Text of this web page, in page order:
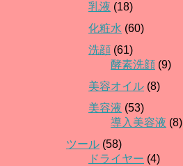
乳液 (18)
化粧水 (60)
洗顔 (61)
酵素洗顔 (9)
美容オイル (8)
美容液 (53)
導入美容液 (8)
ツール (58)
ドライヤー (4)